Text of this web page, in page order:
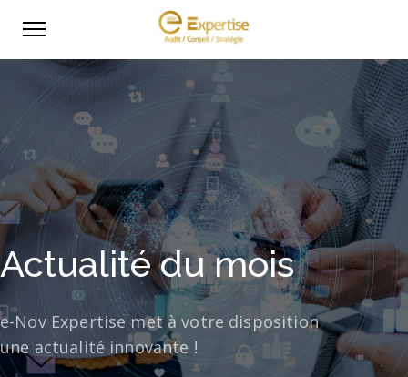
Actualité du mois
e-Nov Expertise met à votre disposition
une actualité innovante !